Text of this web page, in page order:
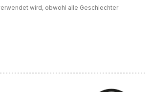
wird, obwohl alle Geschlechter